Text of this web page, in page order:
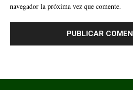
navegador la próxima vez que comente.